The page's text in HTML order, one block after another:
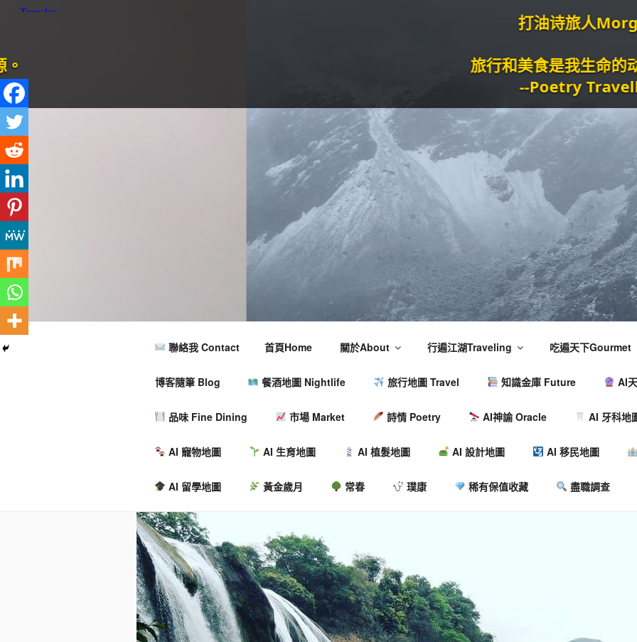
旅行和美食是我生命的动力泉源。
聯絡我 Contact 首頁Home 關於About 行遍江湖Traveling 吃遍天下Gourmet
博客隨筆 Blog 餐酒地圖 Nightlife 旅行地圖 Travel 知識金庫 Future AI
品味 Fine Dining 市場 Market 詩情 Poetry AI神諭 Oracle AI 牙科地
AI 寵物地圖 AI 生育地圖 AI 植髮地圖 AI 設計地圖 AI 移民地圖
AI 留學地圖 黃金歲月 常春 璞康 稀有保值收藏 盡職調查